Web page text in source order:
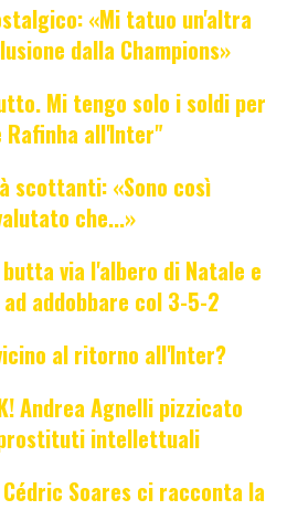
«Mi tatuo un'altra
dalla Champions»
Mi tengo solo i soldi per
all'Inter"
scottanti: «Sono così
che...»
via l'albero di Natale e
addobbare col 3-5-2
al ritorno all'Inter?
Andrea Agnelli pizzicato
intellettuali
Cédric Soares ci racconta la